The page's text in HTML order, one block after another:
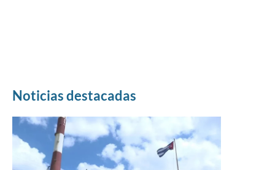
Noticias destacadas